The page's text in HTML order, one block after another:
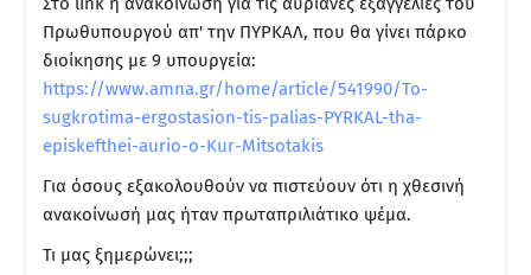
Πρωθυπουργού απ' την ΠΥΡΚΑΛ, που θα γίνει πάρκο
διοίκησης με 9 υπουργεία:
https://www.amna.gr/home/article/541990/To-
sugkrotima-ergostasion-tis-palias-PYRKAL-tha-
episkefthei-aurio-o-Kur-Mitsotakis
Για όσους εξακολουθούν να πιστεύουν ότι η χθεσινή
ανακοίνωσή μας ήταν πρωταπριλιάτικο ψέμα.
Τι μας ξημερώνει;;;